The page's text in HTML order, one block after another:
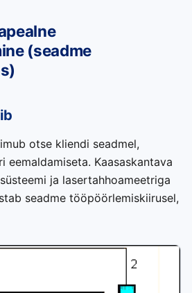
(seadme
otse kliendi seadmel,
eemaldamiseta. Kaasaskantava
ja lasertahhoameetriga
seadme tööpöörlemiskiirusel,